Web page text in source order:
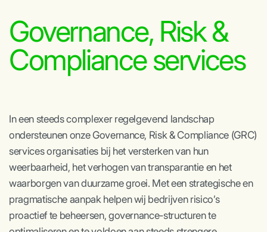
Governance, Risk &
Compliance services
In een steeds complexer regelgevend landschap
ondersteunen onze Governance, Risk & Compliance (GRC)
services organisaties bij het versterken van hun
weerbaarheid, het verhogen van transparantie en het
waarborgen van duurzame groei. Met een strategische en
pragmatische aanpak helpen wij bedrijven risico’s
proactief te beheersen, governance-structuren te